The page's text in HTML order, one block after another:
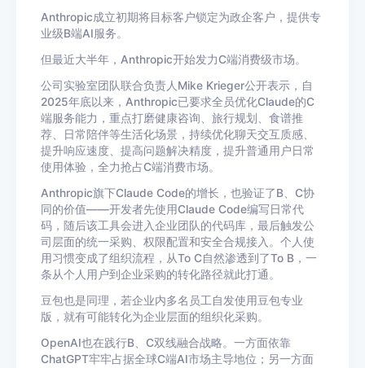
Anthropic成立初期将目标客户锁定为政企客户，提供专
业级B端AI服务。
但最近大半年，Anthropic开始发力C端消费级市场。
公司实验室团队联合负责人Mike Krieger公开表示，自
2025年底以来，Anthropic已要求全员优化Claude的C
端服务能力，重点打磨健康咨询、旅行规划、食谱推
荐、日常陪伴等生活化场景，持续优化聊天交互质感、
提升响应速度、提高问题解决精度，提升普通用户日常
使用体验，全力抢占C端消费市场。
Anthropic旗下Claude Code的增长，也验证了B、C协
同的价值——开发者先使用Claude Code编写日常代
码，随后该工具会进入企业团队的代码库，最后触发公
司层面的统一采购、权限配置和安全合规接入。个人使
用习惯变成了组织流程，从To C自然渗透到了To B，一
条从个人用户到企业采购的转化路径就此打通。
豆包也是同理，若企业内多名员工自发使用豆包专业
版，就有可能转化为企业层面的组织化采购。
OpenAI也在践行B、C双线融合战略。一方面依靠
ChatGPT牢牢占据全球C端AI市场主导地位；另一方面